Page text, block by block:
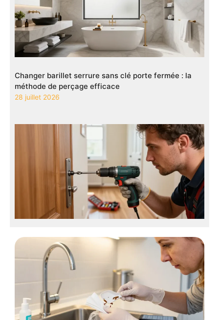
Changer barillet serrure sans clé porte fermée : la
méthode de perçage efficace
28 juillet 2026